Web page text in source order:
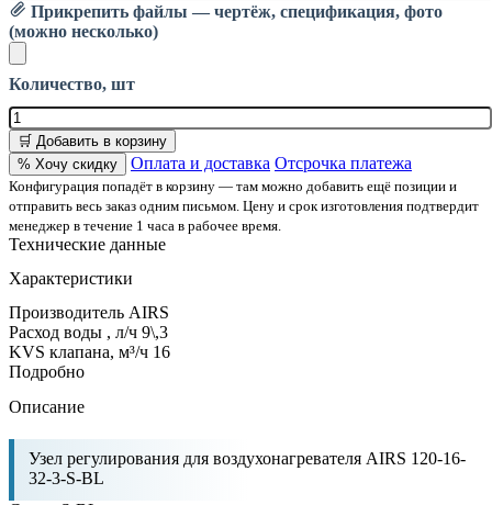
Прикрепить файлы — чертёж, спецификация, фото
(можно несколько)
Количество, шт
🛒 Добавить в корзину
% Хочу скидку
Оплата и доставка Отсрочка платежа
Конфигурация попадёт в корзину — там можно добавить ещё позиции и
отправить весь заказ одним письмом. Цену и срок изготовления подтвердит
менеджер в течение 1 часа в рабочее время.
Технические данные
Характеристики
Производитель AIRS
Расход воды , л/ч 9\,3
KVS клапана, м³/ч 16
Подробно
Описание
Узел регулирования для воздухонагревателя AIRS 120-16-
32-3-S-BL